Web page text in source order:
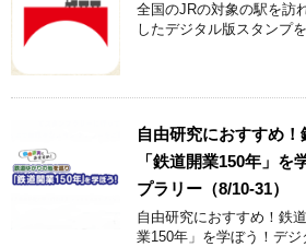
全国のJRの対象の駅を訪
したデジタル版スタンプ
自由研究におすすめ
「鉄道開業150年」を
プラリー（8/10-31）
自由研究におすすめ！鉄
業150年」を学ぼう！デジ